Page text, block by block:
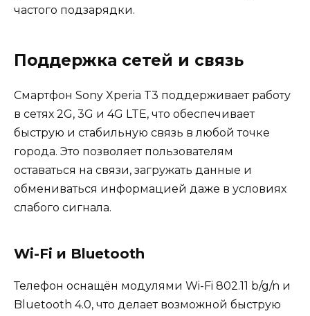
частого подзарядки.
Поддержка сетей и связь
Смартфон Sony Xperia T3 поддерживает работу
в сетях 2G, 3G и 4G LTE, что обеспечивает
быструю и стабильную связь в любой точке
города. Это позволяет пользователям
оставаться на связи, загружать данные и
обмениваться информацией даже в условиях
слабого сигнала.
Wi-Fi и Bluetooth
Телефон оснащён модулями Wi-Fi 802.11 b/g/n и
Bluetooth 4.0, что делает возможной быструю